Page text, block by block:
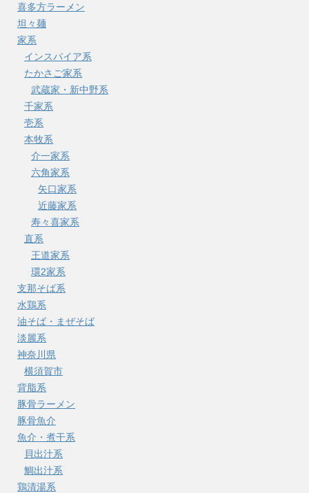
喜多方ラーメン
坦々麺
家系
インスパイア系
たかさご家系
武蔵家・新中野系
千家系
壱系
本牧系
介一家系
六角家系
矢口家系
近藤家系
寿々喜家系
直系
王道家系
環2家系
支那そば系
水鶏系
油そば・まぜそば
淡麗系
神奈川県
横須賀市
背脂系
豚骨ラーメン
豚骨魚介
魚介・煮干系
貝出汁系
鯛出汁系
鶏清湯系